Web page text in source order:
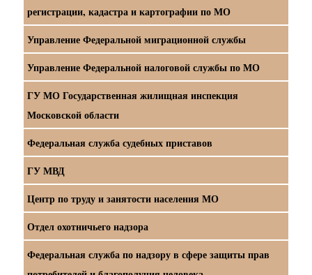
регистрации, кадастра и картографии по МО
Управление Федеральной миграционной службы
Управление Федеральной налоговой службы по МО
ГУ МО Государственная жилищная инспекция
Московской области
Федеральная служба судебных приставов
ГУ МВД
Центр по труду и занятости населения МО
Отдел охотничьего надзора
Федеральная служба по надзору в сфере защиты прав